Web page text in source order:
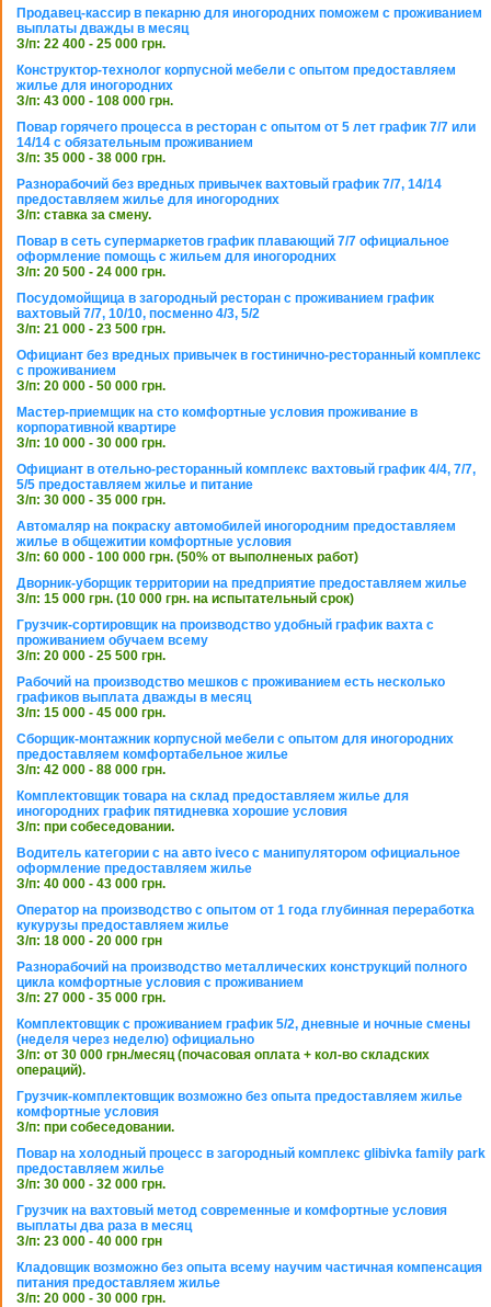
Продавец-кассир в пекарню для иногородних поможем с проживанием
выплаты дважды в месяц
З/п: 22 400 - 25 000 грн.
Конструктор-технолог корпусной мебели с опытом предоставляем
жилье для иногородних
З/п: 43 000 - 108 000 грн.
Повар горячего процесса в ресторан с опытом от 5 лет график 7/7 или
14/14 с обязательным проживанием
З/п: 35 000 - 38 000 грн.
Разнорабочий без вредных привычек вахтовый график 7/7, 14/14
предоставляем жилье для иногородних
З/п: ставка за смену.
Повар в сеть супермаркетов график плавающий 7/7 официальное
оформление помощь с жильем для иногородних
З/п: 20 500 - 24 000 грн.
Посудомойщица в загородный ресторан с проживанием график
вахтовый 7/7, 10/10, посменно 4/3, 5/2
З/п: 21 000 - 23 500 грн.
Официант без вредных привычек в гостинично-ресторанный комплекс
с проживанием
З/п: 20 000 - 50 000 грн.
Мастер-приемщик на сто комфортные условия проживание в
корпоративной квартире
З/п: 10 000 - 30 000 грн.
Официант в отельно-ресторанный комплекс вахтовый график 4/4, 7/7,
5/5 предоставляем жилье и питание
З/п: 30 000 - 35 000 грн.
Автомаляр на покраску автомобилей иногородним предоставляем
жилье в общежитии комфортные условия
З/п: 60 000 - 100 000 грн. (50% от выполненых работ)
Дворник-уборщик территории на предприятие предоставляем жилье
З/п: 15 000 грн. (10 000 грн. на испытательный срок)
Грузчик-сортировщик на производство удобный график вахта с
проживанием обучаем всему
З/п: 20 000 - 25 500 грн.
Рабочий на производство мешков с проживанием есть несколько
графиков выплата дважды в месяц
З/п: 15 000 - 45 000 грн.
Сборщик-монтажник корпусной мебели с опытом для иногородних
предоставляем комфортабельное жилье
З/п: 42 000 - 88 000 грн.
Комплектовщик товара на склад предоставляем жилье для
иногородних график пятидневка хорошие условия
З/п: при собеседовании.
Водитель категории с на авто iveco с манипулятором официальное
оформление предоставляем жилье
З/п: 40 000 - 43 000 грн.
Оператор на производство с опытом от 1 года глубинная переработка
кукурузы предоставляем жилье
З/п: 18 000 - 20 000 грн
Разнорабочий на производство металлических конструкций полного
цикла комфортные условия с проживанием
З/п: 27 000 - 35 000 грн.
Комплектовщик с проживанием график 5/2, дневные и ночные смены
(неделя через неделю) официально
З/п: от 30 000 грн./месяц (почасовая оплата + кол-во складских
операций).
Грузчик-комплектовщик возможно без опыта предоставляем жилье
комфортные условия
З/п: при собеседовании.
Повар на холодный процесс в загородный комплекс glibivka family park
предоставляем жилье
З/п: 30 000 - 32 000 грн.
Грузчик на вахтовый метод современные и комфортные условия
выплаты два раза в месяц
З/п: 23 000 - 40 000 грн
Кладовщик возможно без опыта всему научим частичная компенсация
питания предоставляем жилье
З/п: 20 000 - 30 000 грн.